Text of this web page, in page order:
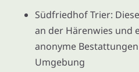
Südfriedhof Trier:
an der Härenwies und
anonyme
Umgebung